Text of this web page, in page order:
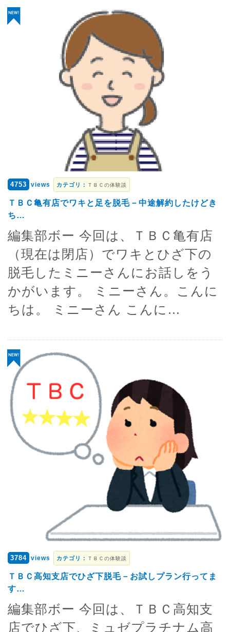
4753 views カテゴリ： ＴＢＣの体験談
ＴＢＣ亀有店でワキと足を脱毛－中途解約したけどき
ち…
編集部ボー 今回は、ＴＢＣ亀有店
（現在は閉店）でワキとひざ下の
脱毛したミニーさんにお話しをう
かがいます。 ミニーさん。こんに
ちは。 ミニーさん こんに…
3784 views カテゴリ： ＴＢＣの体験談
ＴＢＣ高知支店でひざ下脱毛－お試しプラン行ってま
す…
編集部ボー 今回は、ＴＢＣ高知支
店でひざ下、ミュゼプラチナム高